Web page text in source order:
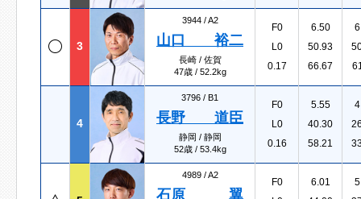
3
3944 /A2
山口 裕二
長崎 / 佐賀
47歳 / 52.2kg
F0
L0
0.17
6.50
50.93
66.67
4
3796 / B1
長野 道臣
静岡 / 静岡
52歳 / 53.4kg
F0
L0
0.16
5.55
40.30
58.21
4989 /A2
石原 翼
F0
6.01